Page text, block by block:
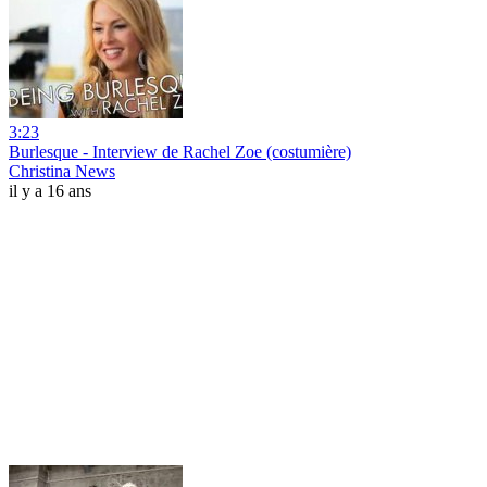
3:23
Burlesque - Interview de Rachel Zoe (costumière)
Christina News
il y a 16 ans